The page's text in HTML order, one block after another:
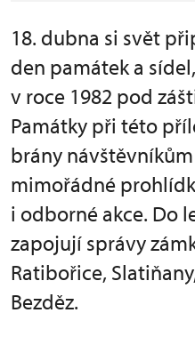
18. dubna si svět
den památek a
v roce 1982 pod
Památky při této
brány
mimořádné
i odborné akce. Do
zapojují správy
Ratibořice,
Bezděz.